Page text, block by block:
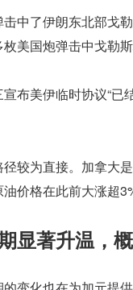
中了伊朗东北部戈
美国炮弹击中戈勒
布美伊临时协议“已
较为直接。加拿大
价格在此前大涨超
显著升温，